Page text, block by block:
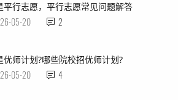
平行志愿，平行志愿常见问题解答
05-20 2
优师计划?哪些院校招优师计划?
05-20 4